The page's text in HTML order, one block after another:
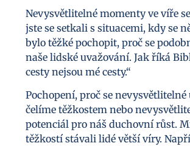
Nevysvětlitelné momenty ve víře
jste se setkali s situacemi, kdy se
bylo těžké pochopit, proč se
naše lidské uvažování. Jak říká
cesty nejsou mé cesty.“
Pochopení, proč se
čelíme těžkostem nebo
potenciál pro náš duchovní růst.
těžkostí stávali lidé větší víry.